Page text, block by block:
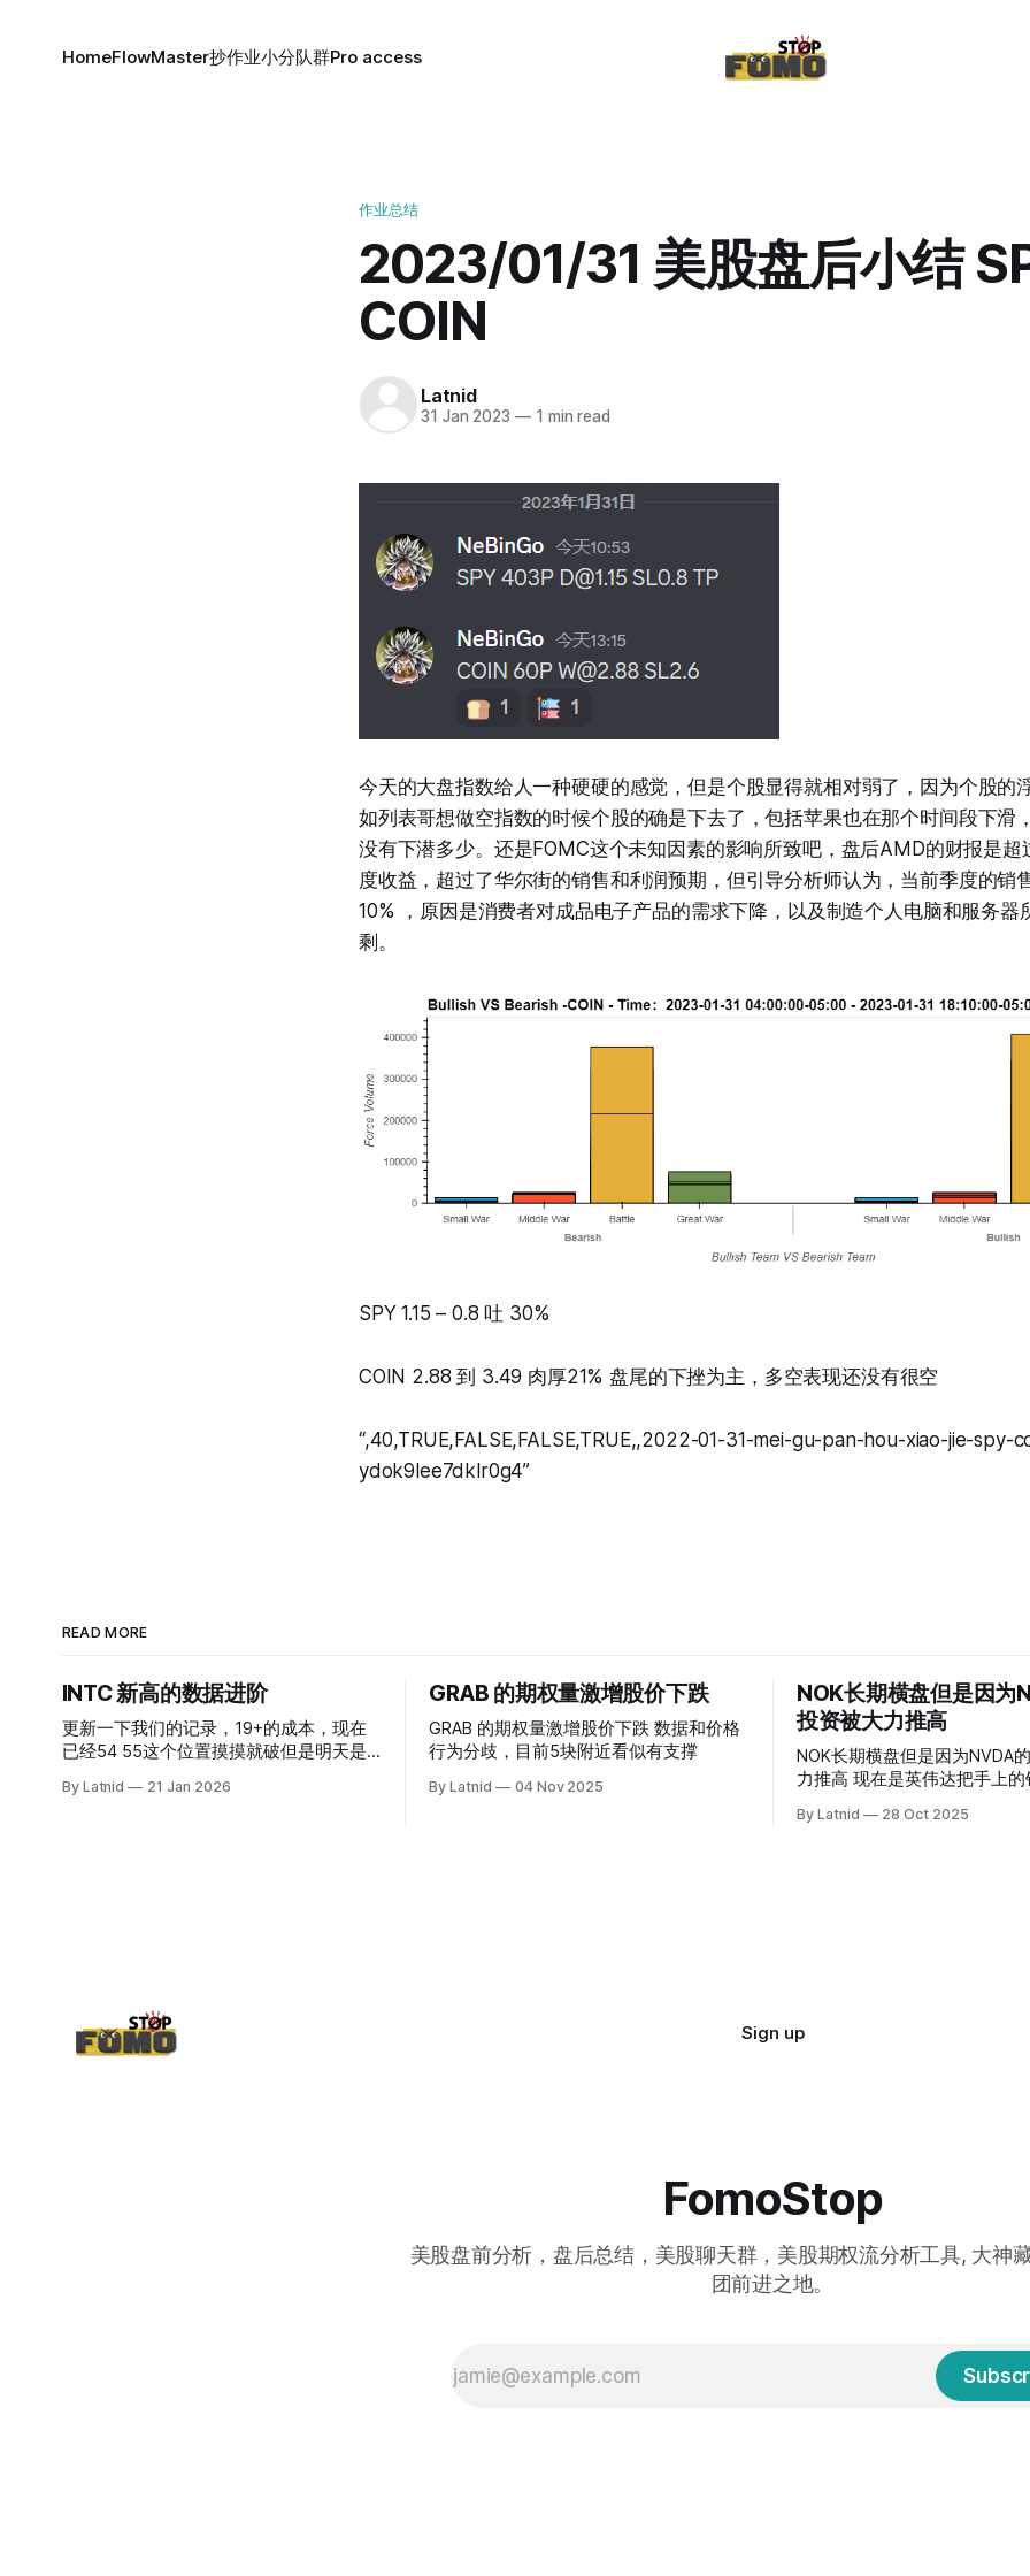
HomeFlowMaster抄作业小分队群Pro access
作业总结
2023/01/31 美股盘后小结
COIN
Latnid
31 Jan 2023 —1 min read
今天的大盘指数给人一种硬硬的感觉，但是个股显得就相对弱了，因为个股的
如列表哥想做空指数的时候个股的确是下去了，包括苹果也在那个时间段下滑
没有下潜多少。还是FOMC这个未知因素的影响所致吧，盘后AMD的财报是超
度收益，超过了华尔街的销售和利润预期，但引导分析师认为，当前季度的销
10% ，原因是消费者对成品电子产品的需求下降，以及制造个人电脑和服务器
剩。
SPY 1.15 – 0.8 吐 30%
COIN 2.88 到 3.49 肉厚21% 盘尾的下挫为主，多空表现还没有很空
“,40,TRUE,FALSE,FALSE,TRUE,,2022-01-31-mei-gu-pan-hou-xiao-jie-spy-
ydok9lee7dklr0g4”
READ MORE
INTC 新高的数据进阶
更新一下我们的记录，19+的成本，现在
已经54 55这个位置摸摸就破但是明天是
而应该谨慎，数据很明显偏向多头，47的
By Latnid 21 Jan 2026
GRAB 的期权量激增股价下跌
GRAB 的期权量激增股价下跌 数据和价格
行为分歧，目前5块附近看似有支撑
By Latnid 04 Nov 2025
NOK长期横盘但是因为
投资被大力推高
NOK长期横盘但是因为NVDA
力推高 现在是英伟达把手上的钱到处游走
By Latnid 28 Oct 2025
Sign up
FomoStop
美股盘前分析，盘后总结，美股聊天群，美股期权流分析工具, 大神
团前进之地。